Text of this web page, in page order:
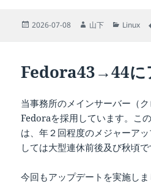
投
2026-07-08
作
山下
カ
ー
Linux
Fedora43→44に
当事務所のメインサーバー（ク
Fedoraを採用しています。こ
は、年２回程度のメジャーア
しては大型連休前後及び秋頃で
今回もアップデートを実施し